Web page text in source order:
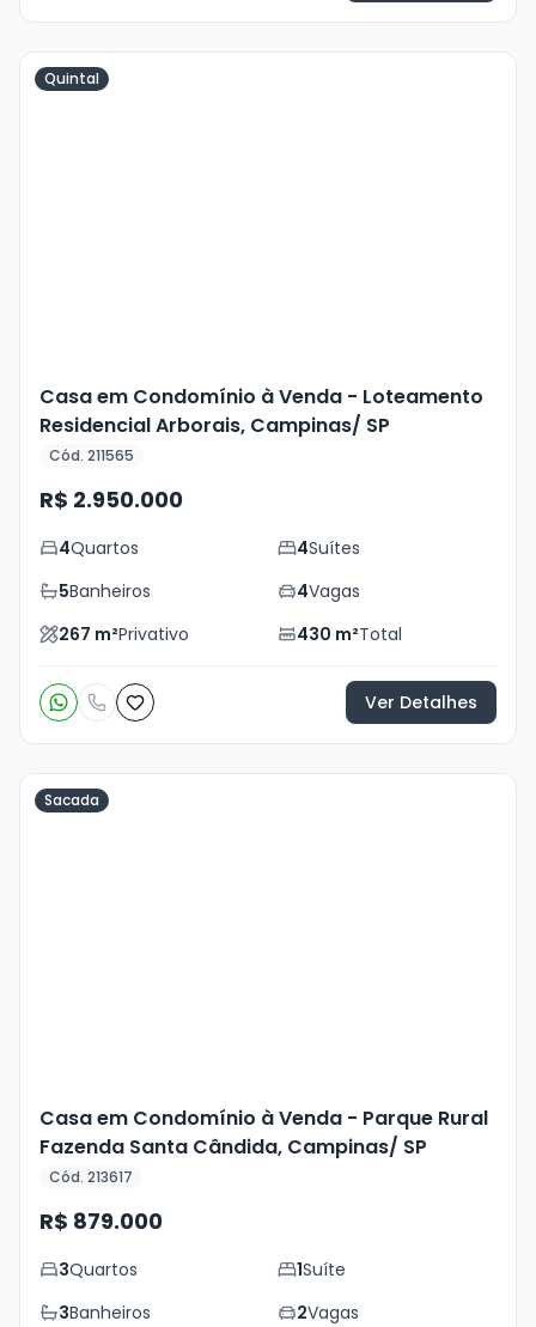
Quintal
Casa em Condomínio à Venda - Loteamento
Residencial Arborais, Campinas/ SP
Cód. 211565
R$ 2.950.000
4Quartos 4Suítes
5Banheiros 4Vagas
267 m²Privativo 430 m²Total
Ver Detalhes
Sacada
Casa em Condomínio à Venda - Parque Rural
Fazenda Santa Cândida, Campinas/ SP
Cód. 213617
R$ 879.000
3Quartos 1Suíte
3Banheiros 2Vagas